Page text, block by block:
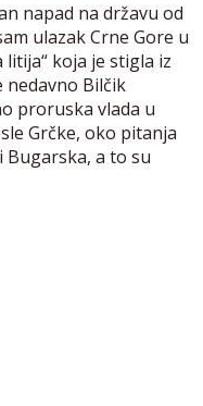
napad na državu od
ulazak Crne Gore u
litija“ koja je stigla iz
nedavno Bilčik
proruska vlada u
Grčke, oko pitanja
a to su